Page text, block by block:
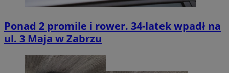
Ponad 2 promile i rower. 34-latek wpadł na
ul. 3 Maja w Zabrzu